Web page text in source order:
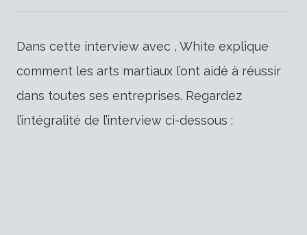
Dans cette interview avec , White explique
comment les arts martiaux l’ont aidé à réussir
dans toutes ses entreprises. Regardez
l’intégralité de l’interview ci-dessous :